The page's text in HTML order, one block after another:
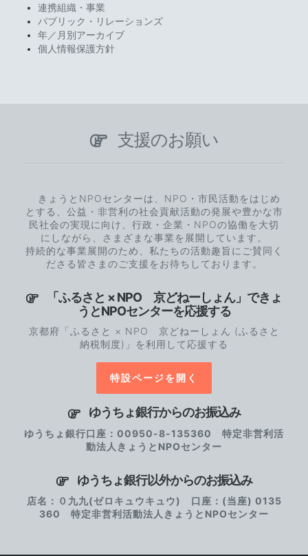
連携組織・事業
パブリック・リレーションズ
年／月別アーカイブ
個人情報保護方針
支援のお願い
きょうとNPOセンターは、NPO・市民活動をはじめ
とする、公益・非営利の社会貢献活動の発展や豊かな市
民社会の実現に向け、行政・企業・NPOの協働を大切
にしながら、さまざまな事業を展開しています。
持続的な事業展開のため、私たちの活動趣旨にご賛同く
ださる皆さまのご支援をお待ちしております。
「ふるさと × NPO 京どねーしょん」できょ
うとNPOセンターを応援する
京都府「ふるさと × NPO 京どねーしょん (ふるさと
納税制度)」を利用して応援する
特設ページを開く
ゆうちょ銀行からのお振込み
ゆうちょ銀行口座：00950-8-135360 特定非営利活
動法人きょうとNPOセンター
ゆうちょ銀行以外からのお振込み
店名：０九九(ゼロキュウキュウ) 口座：(当座) 0135
360 特定非営利活動法人きょうとNPOセンター